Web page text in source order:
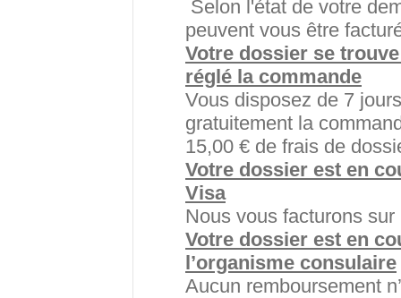
Selon l'état de votre
peuvent vous être
Votre dossier se
réglé la commande
Vous disposez de 7
gratuitement la
15,00 € de frais de
Votre dossier est en
Visa
Nous vous facturons
Votre dossier est en
l’organisme consulaire
Aucun remboursement